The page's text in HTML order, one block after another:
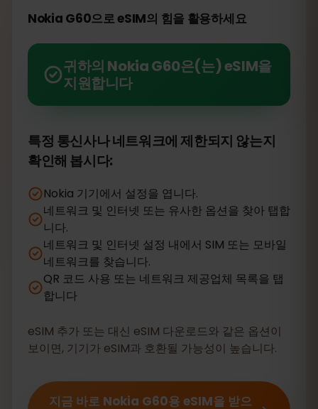
Nokia G60으로 eSIM의 힘을 활용하세요
귀하의 Nokia G60은(는) eSIM을
지원합니다
특정 통신사나 네트워크에 제한되지 않는지
확인해 봅시다:
Nokia 기기에서 설정을 엽니다.
네트워크 및 인터넷 또는 유사한 옵션을 찾아 탭합
니다.
네트워크 및 인터넷 설정 내에서 SIM 또는 모바일
네트워크를 찾습니다.
QR 코드 사용 또는 네트워크 제공업체 목록을 탭
합니다
eSIM 추가 또는 대신 eSIM 다운로드와 같은 옵션이
보이면, 기기가 eSIM과 호환될 가능성이 높습니다.
지금 바로 Nokia G60용 eSIM을 받으